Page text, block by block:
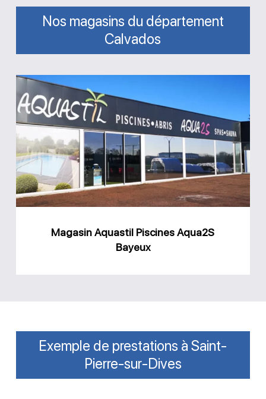
Nos magasins du département
Calvados
Aquastil
Piscines
Aqua2S
Bayeux
Magasin Aquastil Piscines Aqua2S
Bayeux
Exemple de prestations à Saint-
Pierre-sur-Dives